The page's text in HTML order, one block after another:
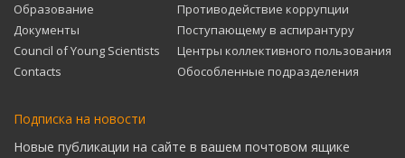
Образование
Документы
Council of Young Scientists
Contacts
Противодействие коррупции
Поступающему в аспирантуру
Центры коллективного пользования
Обособленные подразделения
Подписка на новости
Новые публикации на сайте в вашем почтовом ящике